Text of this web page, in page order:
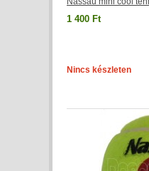
1 400 Ft
Nincs készleten